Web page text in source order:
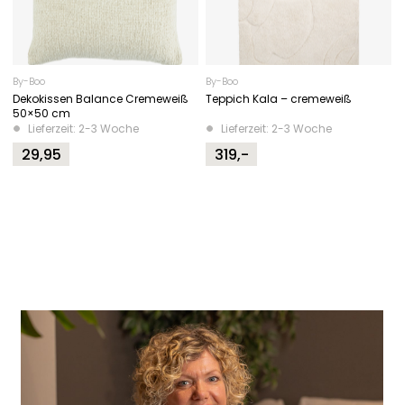
By-Boo
Dekokissen Balance Cremeweiß
50×50 cm
Lieferzeit: 2-3 Woche
29,95
By-Boo
Teppich Kala – cremeweiß
Lieferzeit: 2-3 Woche
319,-